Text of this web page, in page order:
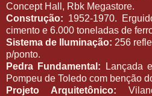
Concept Hall, Rbk Megastore.
Construção: 1952-1970.
cimento e 6.000 toneladas de
Sistema de Iluminação: 256
p/ponto.
Pedra Fundamental: Lançada
Pompeu de Toledo com benção
Projeto Arquitetônico: